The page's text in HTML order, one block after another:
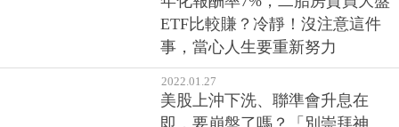
年化報酬率7%，二胎房貸買大盤
ETF比較賺？冷靜！沒注意這件
事，當心人生要重新努力
2022.01.27
美股上沖下洗、聯準會升息在